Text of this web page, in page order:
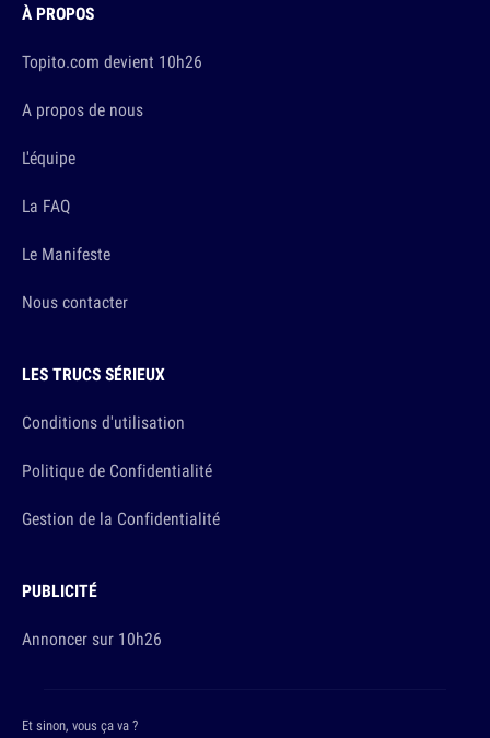
À PROPOS
Topito.com devient 10h26
A propos de nous
L'équipe
La FAQ
Le Manifeste
Nous contacter
LES TRUCS SÉRIEUX
Conditions d'utilisation
Politique de Confidentialité
Gestion de la Confidentialité
PUBLICITÉ
Annoncer sur 10h26
Et sinon, vous ça va ?